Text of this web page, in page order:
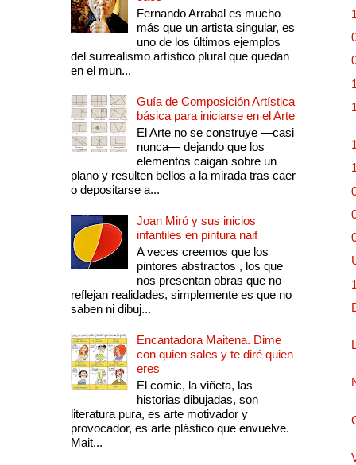
Fernando Arrabal es mucho
más que un artista singular, es
uno de los últimos ejemplos
del surrealismo artístico plural que quedan
en el mun...
Guía de Composición Artística
básica para iniciarse en el Arte
El Arte no se construye —casi
nunca— dejando que los
elementos caigan sobre un
plano y resulten bellos a la mirada tras caer
o depositarse a...
Joan Miró y sus inicios
infantiles en pintura naif
A veces creemos que los
pintores abstractos , los que
nos presentan obras que no
reflejan realidades, simplemente es que no
saben ni dibuj...
Encantadora Maitena. Dime
con quien sales y te diré quien
eres
El comic, la viñeta, las
historias dibujadas, son
literatura pura, es arte motivador y
provocador, es arte plástico que envuelve.
Mait...